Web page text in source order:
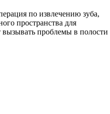
по извлечению зуба,
пространства для
проблемы в полости